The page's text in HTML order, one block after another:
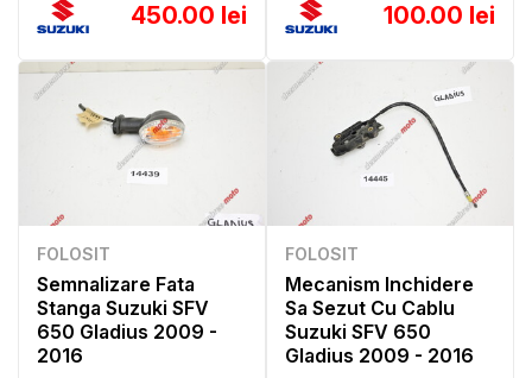
450.00 lei 100.00 lei
FOLOSIT
Semnalizare Fata
Stanga Suzuki SFV
650 Gladius 2009 -
2016
FOLOSIT
Mecanism Inchidere
Sa Sezut Cu Cablu
Suzuki SFV 650
Gladius 2009 - 2016